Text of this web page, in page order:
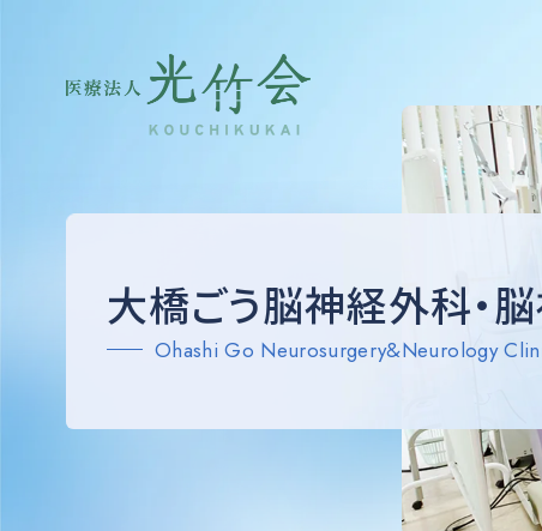
大橋ごう脳神経外科・
Ohashi Go Neurosurgery&Neurology